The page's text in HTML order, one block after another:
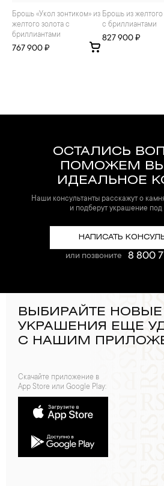
Брошь «Укол зонтиком» из
желтого золота с
бриллиантами
767 900 ₽
Брошь из желтого золота
с бриллиантами
827 900 ₽
ОСТАЛИСЬ
ПОМОЖЕМ
ИДЕАЛЬНОЕ
Наши консультанты расскажут о
и подберут украшение
НАПИСАТЬ
или позвоните 8 800
ВЫБИРАЙТЕ НОВЫЕ
УКРАШЕНИЯ ЕЩЕ
С НАШИМ
Скачайте приложение в
App Store или Google Play: